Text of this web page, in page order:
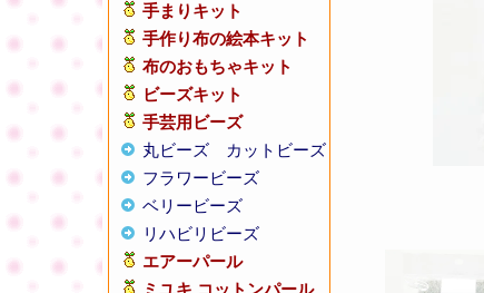
手まりキット
手作り布の絵本キット
布のおもちゃキット
ビーズキット
手芸用ビーズ
丸ビーズ
カットビーズ
フラワービーズ
ベリービーズ
リハビリビーズ
エアーパール
ミユキ コットンパール